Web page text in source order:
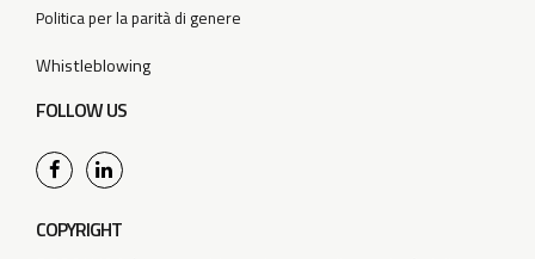
Politica per la parità di genere
Whistleblowing
FOLLOW US
COPYRIGHT